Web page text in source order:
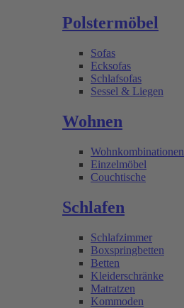
Polstermöbel
Sofas
Ecksofas
Schlafsofas
Sessel & Liegen
Wohnen
Wohnkombinationen
Einzelmöbel
Couchtische
Schlafen
Schlafzimmer
Boxspringbetten
Betten
Kleiderschränke
Matratzen
Kommoden